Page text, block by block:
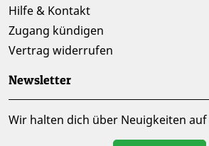
Hilfe & Kontakt
Zugang kündigen
Vertrag widerrufen
Newsletter
Wir halten dich über Neuigkeiten